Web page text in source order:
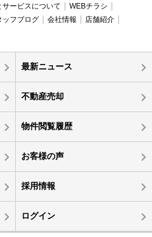
サービスについて
WEBチラシ
ッフブログ 会社情報
店舗紹介
最新ニュース
不動産売却
物件閲覧履歴
お客様の声
採用情報
ログイン